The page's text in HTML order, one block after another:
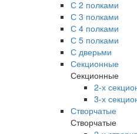
С 2 полками
С 3 полками
С 4 полками
С 5 полками
С дверьми
Секционные
Секционные
2-х
3-х
Створчатые
Створчатые